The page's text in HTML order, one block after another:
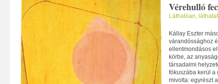
Vérehulló
Láthatóan,
Kállay Eszter
várandóssághoz
ellentmondásos
körbe, az
társadalmi
fókuszába kerül a
mivolta: egyrészt